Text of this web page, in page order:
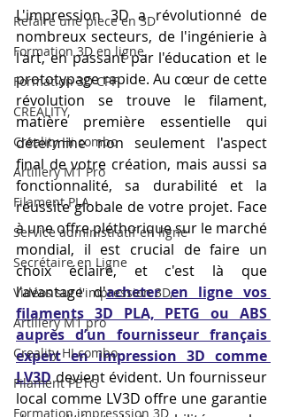
Refaire une piece en 3D
Formation 3D en ligne.
Formation 3D CPF
CREALITY,
Creality Hi combo
Artillery M1 Pro
Filament PLA
Service administratif en ligne
Secrétaire en Ligne
Vidéos sur l'impression 3D,
Artillery M1 pro
Creality HI combo
Filament PETG
Formation impresssion 3D
L'impression 3D a révolutionné de
nombreux secteurs, de l'ingénierie à
l'art, en passant par l'éducation et le
prototypage rapide. Au cœur de cette
révolution se trouve le filament,
matière première essentielle qui
détermine non seulement l'aspect
final de votre création, mais aussi sa
fonctionnalité, sa durabilité et la
réussite globale de votre projet. Face
à une offre pléthorique sur le marché
mondial, il est crucial de faire un
choix éclairé, et c'est là que
l'avantage d'acheter en ligne vos
filaments 3D PLA, PETG ou ABS
auprès d’un fournisseur français
expert en impression 3D comme
LV3D devient évident. Un fournisseur
local comme LV3D offre une garantie